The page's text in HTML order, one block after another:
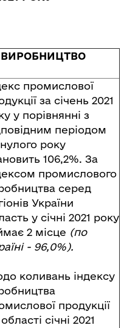
промислової
за січень 2021
у порівнянні з
періодом
року
106,2%. За
промислового
серед
України
у січні 2021 року
2 місце (по
- 96,0%).
коливань індексу
продукції
січні 2021